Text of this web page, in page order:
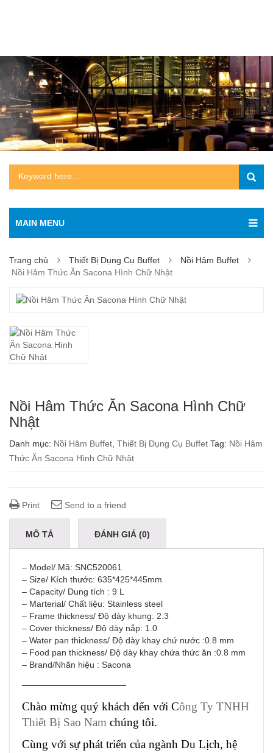
MAIN MENU
Trang chủ Thiết Bị Dụng Cụ Buffet
Nồi Hâm Buffet
Nồi Hâm Thức Ăn Sacona Hình Chữ Nhật
Nồi Hâm Thức Ăn Sacona Hình Chữ
Nhật
Danh mục: Nồi Hâm Buffet Thiết Bị Dụng Cụ Buffet Tag: Nồi Hâm
Thức Ăn Sacona Hình Chữ Nhật
Print Send to a friend
MÔ TẢ ĐÁNH GIÁ (0)
– Model/ Mã: SNC520061
– Size/ Kích thước: 635*425*445mm
– Capacity/ Dung tích : 9 L
– Marterial/ Chất liệu: Stainless steel
– Frame thickness/ Độ dày khung: 2.3
– Cover thickness/ Độ dày nắp: 1.0
– Water pan thickness/ Độ dày khay chứ nước :0.8 mm
– Food pan thickness/ Độ dày khay chứa thức ăn :0.8 mm
– Brand/Nhãn hiệu : Sacona
—————————
Chào mừng quý khách đến với Công Ty TNHH
Thiết Bị Sao Nam chúng tôi.
Cùng với sự phát triển của ngành Du Lịch, hệ